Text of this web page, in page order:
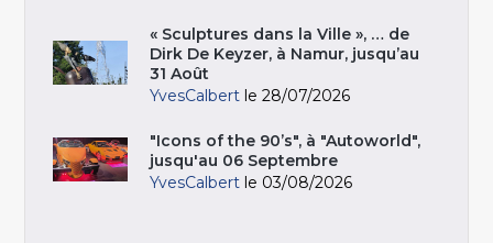
« Sculptures dans la Ville », … de
Dirk De Keyzer, à Namur, jusqu’au
31 Août
YvesCalbert le 28/07/2026
"Icons of the 90’s", à "Autoworld",
jusqu'au 06 Septembre
YvesCalbert le 03/08/2026